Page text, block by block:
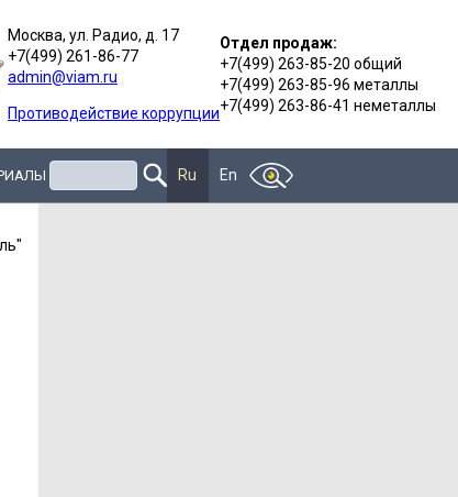
Москва, ул. Радио, д. 17
+7(499) 261-86-77
admin@viam.ru
Противодействие коррупции
Отдел продаж:
+7(499) 263-85-20 общий
+7(499) 263-85-96 металлы
+7(499) 263-86-41 неметаллы
Ru En